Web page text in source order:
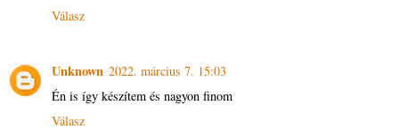
Válasz
Unknown 2022. március 7. 15:03
Én is így készítem és nagyon finom
Válasz